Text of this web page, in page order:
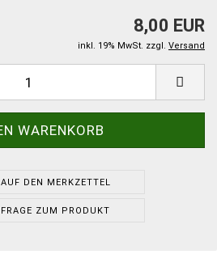
8,00 EUR
inkl. 19% MwSt. zzgl. Versand
AUF DEN MERKZETTEL
FRAGE ZUM PRODUKT